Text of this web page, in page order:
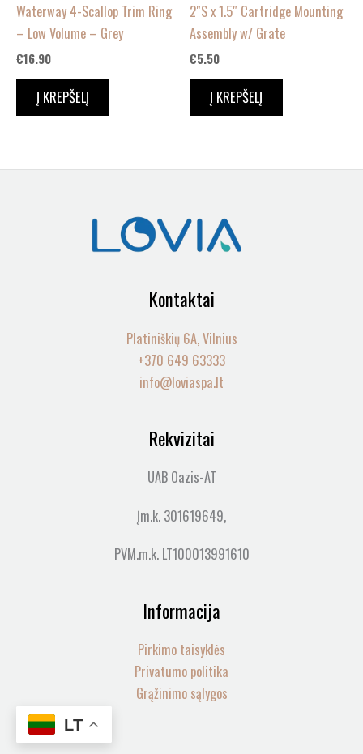
Waterway 4-Scallop Trim Ring
– Low Volume – Grey
€16.90
Į KREPŠELĮ
2″S x 1.5″ Cartridge Mounting
Assembly w/ Grate
€5.50
Į KREPŠELĮ
Kontaktai
Platiniškių 6A, Vilnius
+370 649 63333
info@loviaspa.lt
Rekvizitai
UAB Oazis-AT
Įm.k. 301619649,
PVM.m.k. LT100013991610
Informacija
Pirkimo taisyklės
Privatumo politika
Grąžinimo sąlygos
LT